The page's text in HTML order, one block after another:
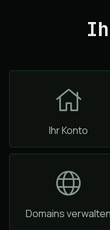
Ihr Konto
Domains verwalten